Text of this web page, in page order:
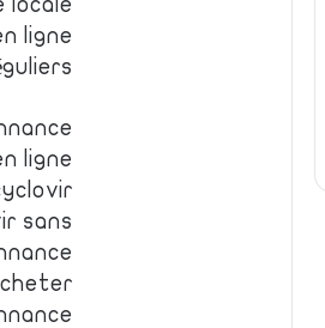
locale
ligne
ligne
sans